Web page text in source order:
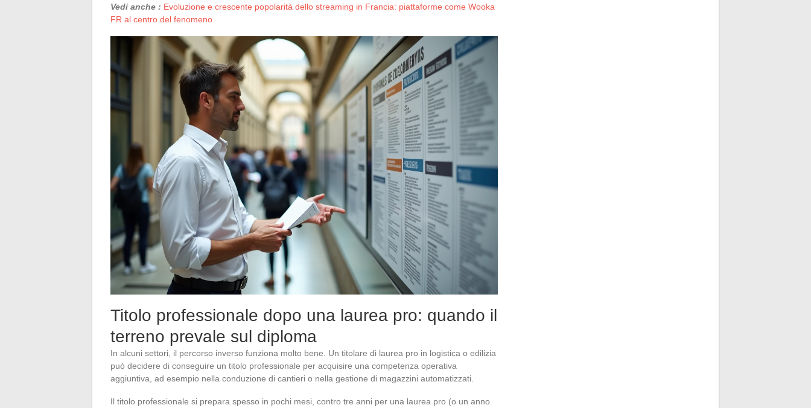
Vedi anche : Evoluzione e crescente popolarità dello streaming in Francia: piattaforme come Wooka
FR al centro del fenomeno
Titolo professionale dopo una laurea pro: quando il
terreno prevale sul diploma
In alcuni settori, il percorso inverso funziona molto bene. Un titolare di laurea pro in logistica o edilizia
può decidere di conseguire un titolo professionale per acquisire una competenza operativa
aggiuntiva, ad esempio nella conduzione di cantieri o nella gestione di magazzini automatizzati.
Il titolo professionale si prepara spesso in pochi mesi, contro tre anni per una laurea pro (o un anno